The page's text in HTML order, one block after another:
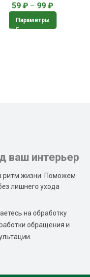
59 ₽ – 99 ₽
Параметры
ваш интерьер
ритм жизни. Поможем
лишнего ухода
на обработку
обращения и